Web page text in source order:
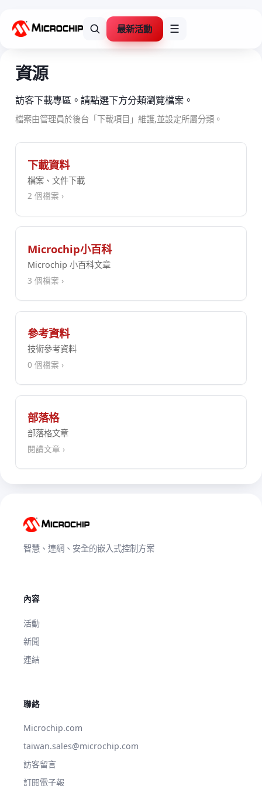
最新活動 ☰
資源
訪客下載專區。請點選下方分類瀏覽檔案。
檔案由管理員於後台「下載項目」維護,並設定所屬分類。
下載資料
檔案、文件下載
2 個檔案 ›
Microchip小百科
Microchip 小百科文章
3 個檔案 ›
參考資料
技術參考資料
0 個檔案 ›
部落格
部落格文章
閱讀文章 ›
智慧、連網、安全的嵌入式控制方案
內容
活動
新聞
連結
聯絡
Microchip.com
taiwan.sales@microchip.com
訪客留言
訂閱電子報